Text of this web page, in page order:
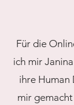
Für die
ich mir
ihre Human
mir